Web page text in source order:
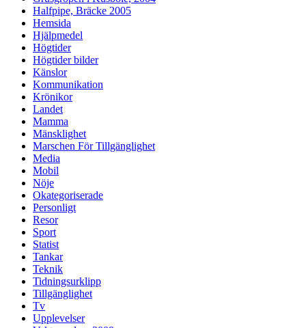
Halfpipe, Bräcke 2005
Hemsida
Hjälpmedel
Högtider
Högtider bilder
Känslor
Kommunikation
Krönikor
Landet
Mamma
Mänsklighet
Marschen För Tillgänglighet
Media
Mobil
Nöje
Okategoriserade
Personligt
Resor
Sport
Statist
Tankar
Teknik
Tidningsurklipp
Tillgänglighet
Tv
Upplevelser